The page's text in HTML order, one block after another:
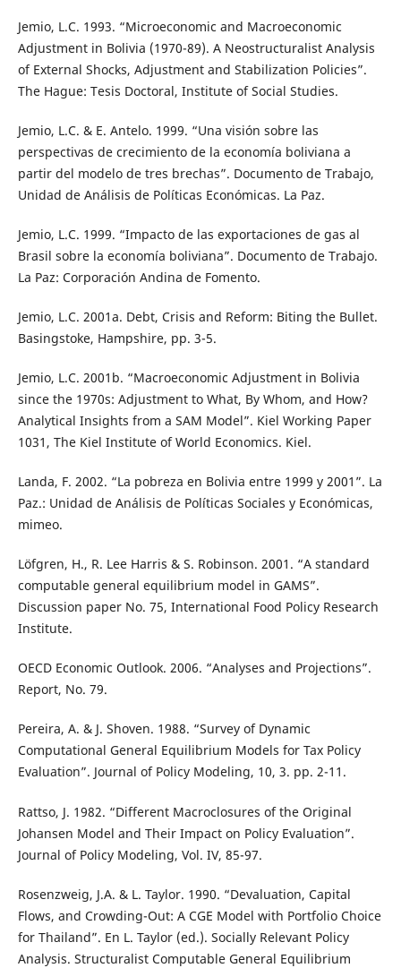
Jemio, L.C. 1993. “Microeconomic and Macroeconomic
Adjustment in Bolivia (1970-89). A Neostructuralist Analysis
of External Shocks, Adjustment and Stabilization Policies”.
The Hague: Tesis Doctoral, Institute of Social Studies.
Jemio, L.C. & E. Antelo. 1999. “Una visión sobre las
perspectivas de crecimiento de la economía boliviana a
partir del modelo de tres brechas”. Documento de Trabajo,
Unidad de Análisis de Políticas Económicas. La Paz.
Jemio, L.C. 1999. “Impacto de las exportaciones de gas al
Brasil sobre la economía boliviana”. Documento de Trabajo.
La Paz: Corporación Andina de Fomento.
Jemio, L.C. 2001a. Debt, Crisis and Reform: Biting the Bullet.
Basingstoke, Hampshire, pp. 3-5.
Jemio, L.C. 2001b. “Macroeconomic Adjustment in Bolivia
since the 1970s: Adjustment to What, By Whom, and How?
Analytical Insights from a SAM Model”. Kiel Working Paper
1031, The Kiel Institute of World Economics. Kiel.
Landa, F. 2002. “La pobreza en Bolivia entre 1999 y 2001”. La
Paz.: Unidad de Análisis de Políticas Sociales y Económicas,
mimeo.
Löfgren, H., R. Lee Harris & S. Robinson. 2001. “A standard
computable general equilibrium model in GAMS”.
Discussion paper No. 75, International Food Policy Research
Institute.
OECD Economic Outlook. 2006. “Analyses and Projections”.
Report, No. 79.
Pereira, A. & J. Shoven. 1988. “Survey of Dynamic
Computational General Equilibrium Models for Tax Policy
Evaluation”. Journal of Policy Modeling, 10, 3. pp. 2-11.
Rattso, J. 1982. “Different Macroclosures of the Original
Johansen Model and Their Impact on Policy Evaluation”.
Journal of Policy Modeling, Vol. IV, 85-97.
Rosenzweig, J.A. & L. Taylor. 1990. “Devaluation, Capital
Flows, and Crowding-Out: A CGE Model with Portfolio Choice
for Thailand”. En L. Taylor (ed.). Socially Relevant Policy
Analysis. Structuralist Computable General Equilibrium